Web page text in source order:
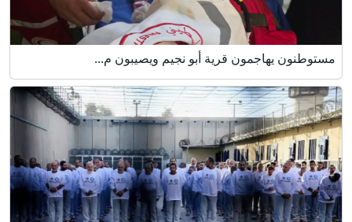
مستوطنون يهاجمون قرية أبو نجيم ويصيبون م...